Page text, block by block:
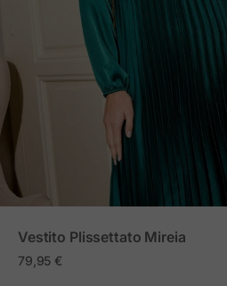
Vestito Plissettato Mireia
Prezzo in offerta
79,95 €